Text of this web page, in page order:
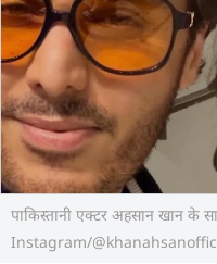
पाकिस्तानी एक्टर अहसान खान के
Instagram/